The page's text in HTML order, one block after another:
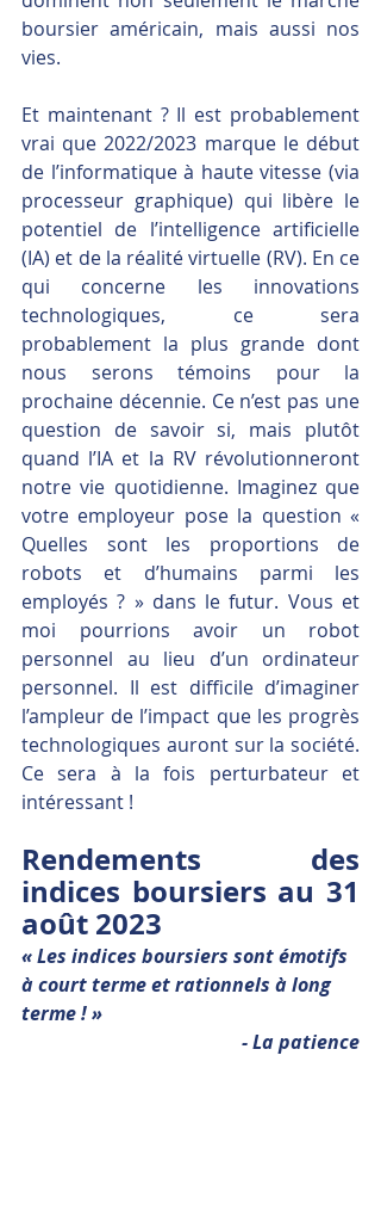
boursier américain, mais aussi nos
vies.
Et maintenant ? Il est probablement
vrai que 2022/2023 marque le début
de l’informatique à haute vitesse (via
processeur graphique) qui libère le
potentiel de l’intelligence artificielle
(IA) et de la réalité virtuelle (RV). En ce
qui concerne les innovations
technologiques, ce sera
probablement la plus grande dont
nous serons témoins pour la
prochaine décennie. Ce n’est pas une
question de savoir si, mais plutôt
quand l’IA et la RV révolutionneront
notre vie quotidienne. Imaginez que
votre employeur pose la question «
Quelles sont les proportions de
robots et d’humains parmi les
employés ? » dans le futur. Vous et
moi pourrions avoir un robot
personnel au lieu d’un ordinateur
personnel. Il est difficile d’imaginer
l’ampleur de l’impact que les progrès
technologiques auront sur la société.
Ce sera à la fois perturbateur et
intéressant !
Rendements des
indices boursiers au 31
août 2023
« Les indices boursiers sont émotifs
à court terme et rationnels à long
terme ! »
- La patience